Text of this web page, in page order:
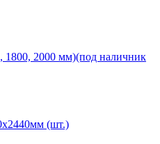
2000 мм)(под наличник
(шт.)